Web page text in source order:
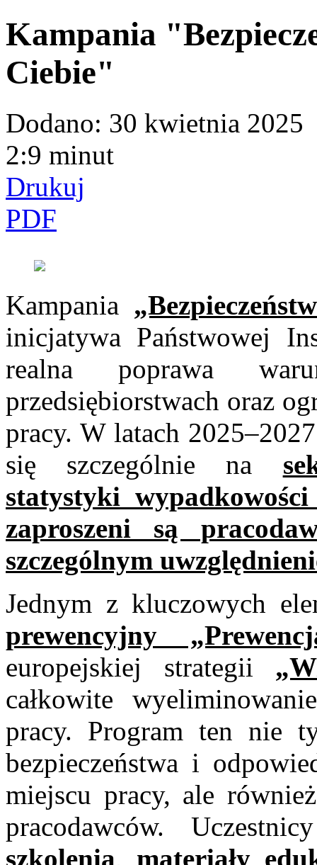
Kampania
Ciebie"
Dodano: 30 kwietnia 2025
2:9 minut
Drukuj
PDF
Kampania
inicjatywa Państwowej
realna poprawa
przedsiębiorstwach oraz
pracy. W latach
się szczególnie na
statystyki
zaproszeni są
szczególnym
Jednym z kluczowych
prewencyjny
europejskiej strategii
całkowite
pracy. Program ten nie
bezpieczeństwa i
miejscu pracy, ale
pracodawców.
szkolenia, materiały